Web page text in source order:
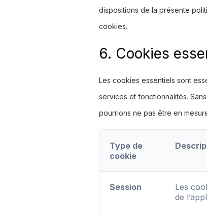
dispositions de la présente
cookies.
6. Cookies
Les cookies essentiels sont
services et fonctionnalités.
pourrions ne pas être en
Type de
cookie
Session
Les
de